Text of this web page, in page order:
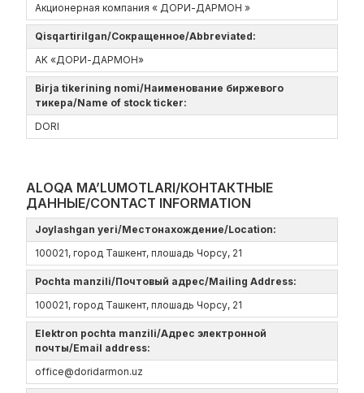
Акционерная компания « ДОРИ-ДАРМОН »
Qisqartirilgan/Сокращенное/Abbreviated:
AK «ДОРИ-ДАРМОН»
Birja tikerining nomi/Наименование биржевого
тикера/Name of stock ticker:
DORI
ALOQA MA’LUMOTLARI/КОНТАКТНЫЕ
ДАННЫЕ/CONTACT INFORMATION
Joylashgan yeri/Местонахождение/Location:
100021, город Ташкент, плошадь Чорсу, 21
Pochta manzili/Почтовый адрес/Mailing Address:
100021, город Ташкент, плошадь Чорсу, 21
Elektron pochta manzili/Адрес электронной
почты/Email address:
office@doridarmon.uz